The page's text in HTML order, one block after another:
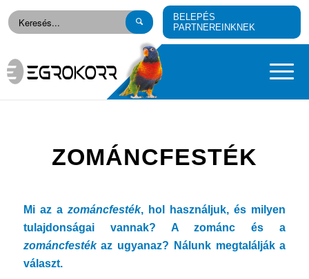
BELEPÉS
PARTNEREINKNEK
ZOMÁNCFESTÉK
Mi az a zománcfesték, hol használjuk, és milyen
tulajdonságai vannak? A zománc és a
zománcfestékaz ugyanaz? Nálunk megtalálják a
választ.